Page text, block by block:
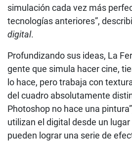
simulación cada vez más
tecnologías anteriores”,
digital.
Profundizando sus ideas, La
gente que simula hacer cine,
lo hace, pero trabaja con
del cuadro absolutamente
Photoshop no hace una
utilizan el digital desde un
pueden lograr una serie de